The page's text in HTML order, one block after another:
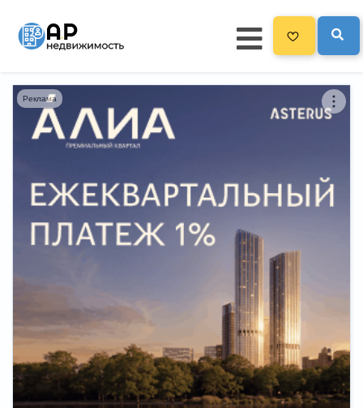
Главная
Все новостройки 3300
Блог
Черный список ЖК
Политика конфиденциальности
Реклама